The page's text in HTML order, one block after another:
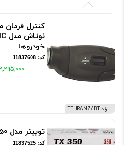
برند TEHRANZABT
کنترل فرمان
خودروها
کد: 11837608
۲٬۲۹۵٬۰۰۰
توییتر مدل TX 350
کد: 11837525